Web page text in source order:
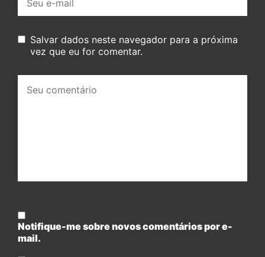
mail:
Salvar dados neste navegador para a próxima
vez que eu for comentar.
comentário:
Notifique-me sobre novos comentários por e-
mail.